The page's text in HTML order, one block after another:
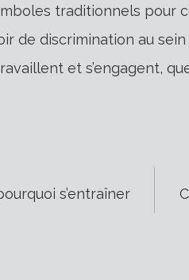
traditionnels pour
de discrimination au
et s’engagent,
s’entraîner